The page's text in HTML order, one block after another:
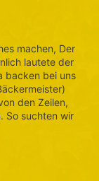
machen, Der
lautete der
backen bei uns
den Zeilen,
So suchten wir